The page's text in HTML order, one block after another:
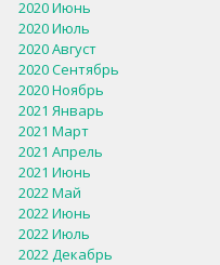
2020 Июнь
2020 Июль
2020 Август
2020 Сентябрь
2020 Ноябрь
2021 Январь
2021 Март
2021 Апрель
2021 Июнь
2022 Май
2022 Июнь
2022 Июль
2022 Декабрь